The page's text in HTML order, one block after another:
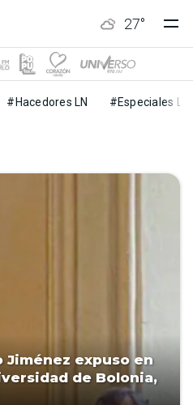
27°
#Hacedores LN #Especiales LN
Jiménez expuso en
de Bolonia,